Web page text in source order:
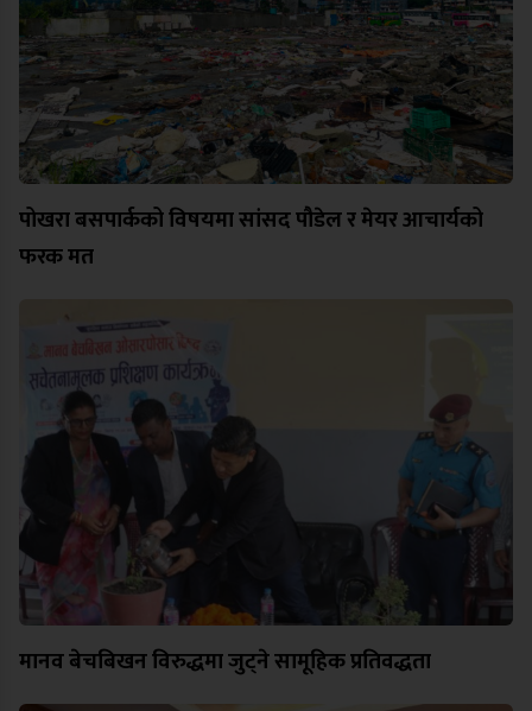
पोखरा बसपार्कको विषयमा सांसद पौडेल र मेयर आचार्यको
फरक मत
मानव बेचबिखन विरुद्धमा जुट्ने सामूहिक प्रतिवद्धता